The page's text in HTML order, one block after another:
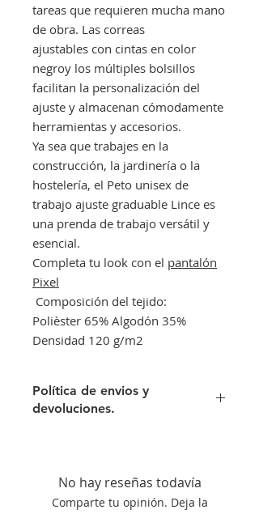
tareas que requieren mucha mano
de obra. Las correas
ajustables con cintas en color
negroy los múltiples bolsillos
facilitan la personalización del
ajuste y almacenan cómodamente
herramientas y accesorios.
Ya sea que trabajes en la
construcción, la jardinería o la
hostelería, el Peto unisex de
trabajo ajuste graduable Lince es
una prenda de trabajo versátil y
esencial.
Completa tu look con el pantalón
Pixel
Composición del tejido:
Polièster 65% Algodón 35%
Densidad 120 g/m2
Política de envios y
devoluciones.
concepto de transporte.
Si no queda satisfecho con su
No hay reseñas todavía
Comparte tu opinión. Deja la